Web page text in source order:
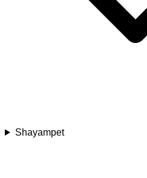
Shayampet